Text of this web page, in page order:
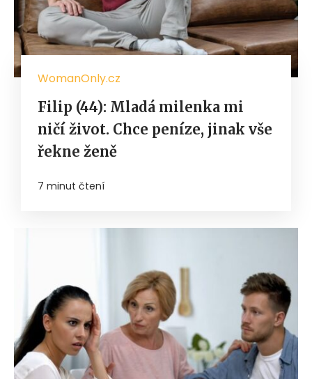
WomanOnly.cz
Filip (44): Mladá milenka mi
ničí život. Chce peníze, jinak vše
řekne ženě
7 minut čtení